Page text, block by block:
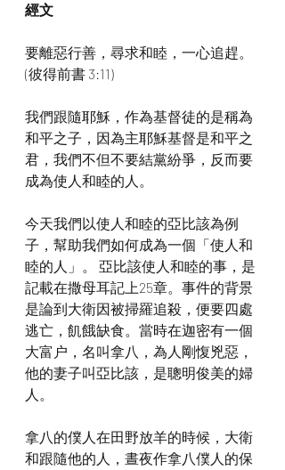
經文
要離惡行善，尋求和睦，一心追趕。
(彼得前書 3:11)
我們跟隨耶穌，作為基督徒的是稱為
和平之子，因為主耶穌基督是和平之
君，我們不但不要結黨紛爭，反而要
成為使人和睦的人。
今天我們以使人和睦的亞比該為例
子，幫助我們如何成為一個「使人和
睦的人」。 亞比該使人和睦的事，是
記載在撒母耳記上25章。事件的背景
是論到大衛因被掃羅追殺，便要四處
逃亡，飢餓缺食。當時在迦密有一個
大富户，名叫拿八，為人剛愎兇惡，
他的妻子叫亞比該，是聰明俊美的婦
人。
拿八的僕人在田野放羊的時候，大衛
和跟隨他的人，晝夜作拿八僕人的保